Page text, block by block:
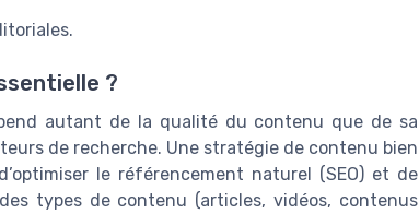
?
autant de la qualité du contenu que de sa
de recherche. Une stratégie de contenu bien
le référencement naturel (SEO) et de
types de contenu (articles, vidéos, contenus